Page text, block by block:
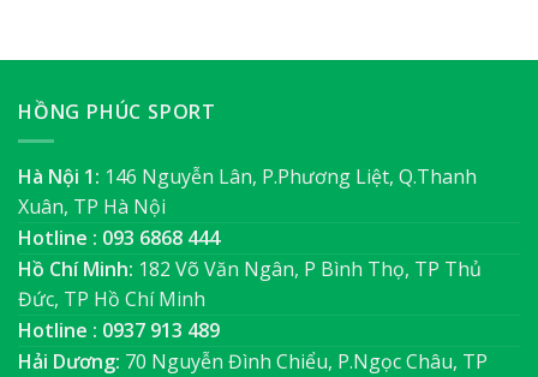
HỒNG PHÚC SPORT
Hà Nội 1: 146 Nguyễn Lân, P.Phương Liệt, Q.Thanh
Xuân, TP Hà Nội
Hotline : 093 6868 444
Hồ Chí Minh: 182 Võ Văn Ngân, P Bình Thọ, TP Thủ
Đức, TP Hồ Chí Minh
Hotline : 0937 913 489
Hải Dương: 70 Nguyễn Đình Chiểu, P.Ngọc Châu, TP